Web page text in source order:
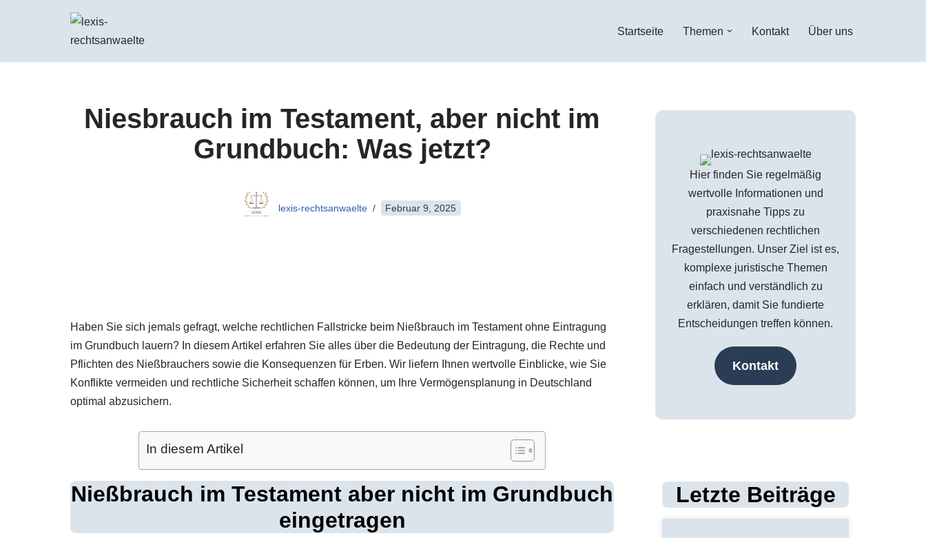
Startseite Themen Kontakt Über uns
Niesbrauch im Testament, aber nicht im
Grundbuch: Was jetzt?
lexis-rechtsanwaelte Februar 9, 2025
Haben Sie sich jemals gefragt, welche rechtlichen Fallstricke beim Nießbrauch im Testament ohne Eintragung
im Grundbuch lauern? In diesem Artikel erfahren Sie alles über die Bedeutung der Eintragung, die Rechte und
Pflichten des Nießbrauchers sowie die Konsequenzen für Erben. Wir liefern Ihnen wertvolle Einblicke, wie Sie
Konflikte vermeiden und rechtliche Sicherheit schaffen können, um Ihre Vermögensplanung in Deutschland
optimal abzusichern.
In diesem Artikel
Nießbrauch im Testament aber nicht im Grundbuch
eingetragen
Hier finden Sie regelmäßig
wertvolle Informationen und
praxisnahe Tipps zu
verschiedenen rechtlichen
Fragestellungen. Unser Ziel ist es,
komplexe juristische Themen
einfach und verständlich zu
erklären, damit Sie fundierte
Entscheidungen treffen können.
Kontakt
Letzte Beiträge